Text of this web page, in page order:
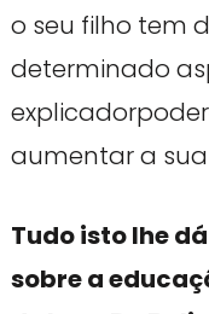
o seu filho tem
determinado
aumentar a
Tudo isto lhe
sobre a